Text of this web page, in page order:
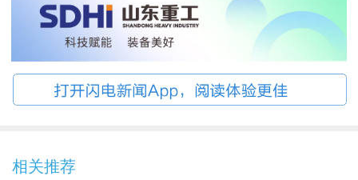
相关推荐